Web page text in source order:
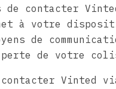
contacter
à votre
de
de votre
contacter Vinted